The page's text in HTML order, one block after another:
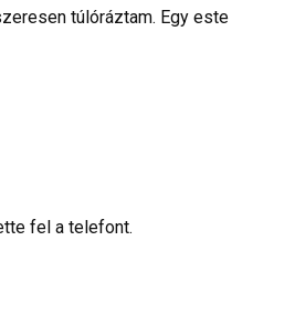
túlóráztam. Egy este
fel a telefont.